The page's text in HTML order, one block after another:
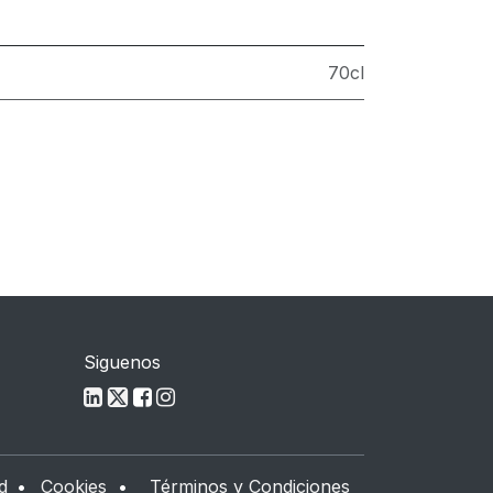
70cl
Siguenos
• Cookies • Términos y Condiciones